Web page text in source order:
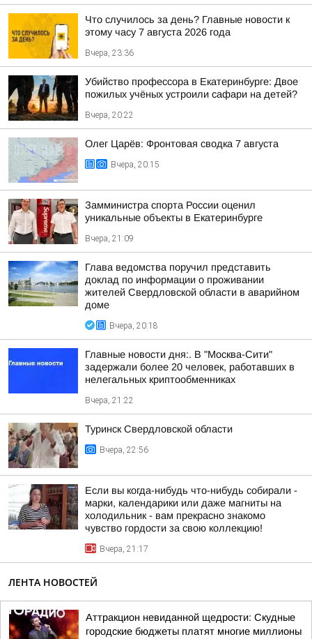
Что случилось за день? Главные новости к
этому часу 7 августа 2026 года
Вчера, 23:36
Убийство профессора в Екатеринбурге: Двое
пожилых учёных устроили сафари на детей?
Вчера, 20:22
Олег Царёв: Фронтовая сводка 7 августа
Вчера, 20:15
Замминистра спорта России оценил
уникальные объекты в Екатеринбурге
Вчера, 21:09
Глава ведомства поручил представить
доклад по информации о проживании
жителей Свердловской области в аварийном
доме
Вчера, 20:18
Главные новости дня:. В "Москва-Сити"
задержали более 20 человек, работавших в
нелегальных криптообменниках
Вчера, 21:22
Туринск Свердловской области
Вчера, 22:56
Если вы когда-нибудь что-нибудь собирали -
марки, календарики или даже магниты на
холодильник - вам прекрасно знакомо
чувство гордости за свою коллекцию!
Вчера, 21:17
ЛЕНТА НОВОСТЕЙ
Аттракцион невиданной щедрости: Скудные
городские бюджеты платят многие миллионы